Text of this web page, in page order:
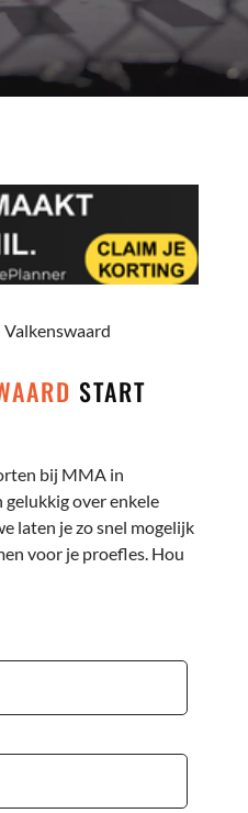
START
bij MMA in
over enkele
laten je zo snel mogelijk
voor je proefles. Hou